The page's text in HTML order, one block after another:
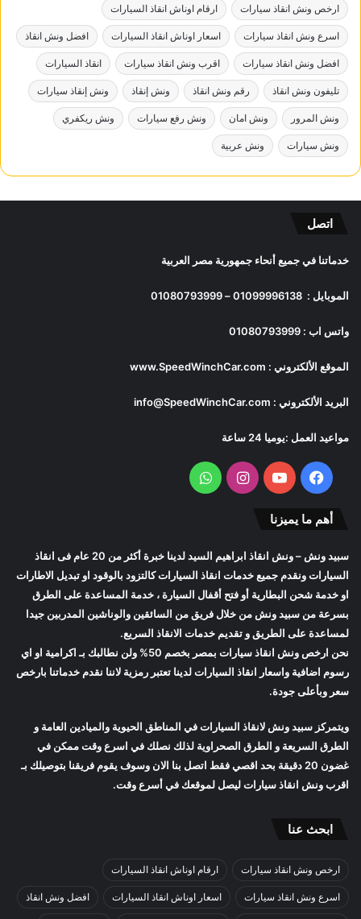
ارخص ونش انقاذ سيارات ارقام اوناش انقاذ السيارات
اسرع ونش انقاذ سيارات اسعار اوناش انقاذ السيارات افضل ونش انقاذ
افضل ونش انقاذ سيارات اقرب ونش انقاذ سيارات انقاذ السيارات
تليفون ونش انقاذ رقم ونش انقاذ ونش إنقاذ ونش إنقاذ سيارات
ونش المرور ونش امان ونش رفع سيارات ونش ريكفري
ونش سيارات ونش عربية
اتصل
خدماتنا في جميع أنحاء جمهورية مصر العربية
الموبايل : 01099996138
–
01080793999
واتس اب : 01080793999
الموقع الألكتروني : www.SpeedWinchCar.com
البريد الألكتروني : info@SpeedWinchCar.com
مواعيد العمل :يوميا 24 ساعة
فيسبوكيوتيوب انستقرامواتساب
أهم ما يميزنا
سبيد ونش
– ونش انقاذ ابراهيم السيد لدينا خبرة أكثر من 20 عام فى انقاذ
السيارات ونقدم جميع خدمات انقاذ السيارات كالتزود بالوقود او تبديل الاطارات
او خدمة شحن البطارية أو فتح أقفال السيارة ، خدمة المساعدة على الطرق
بسرعة من سبيد ونش من خلال فريق من السائقين والوناشين المدربين جيدا
لمساعدة على الطريق و تقديم خدمات الانقاذ السريع.
نحن ارخص ونش انقاذ سيارات
بمصر بخصم 50% ولن نطالبك بـ اكرامية او اي
رسوم اضافية واسعار انقاذ السياراتلدينا تعتبر رمزية لاننا نقدم خدماتنا بارخص
سعر وبأعلى جودة.
ويتمركز سبيد ونش لانقاذ السيارات في المناطق الحيوية والميادين العامة و
الطرق السريعة و الطرق الصحراوية لذلك نصلك في اسرع وقت ممكن في
غضون 20 دقيقة بحد اقصي فقط اتصل بنا الان وسوف يقوم فريقنا بتوصيلك بـ
اقربونش انقاذ سياراتليصل لموقعك في أسرع وقت.
ابحث عنا
ارخص ونش انقاذ سيارات ارقام اوناش انقاذ السيارات
اسرع ونش انقاذ سيارات اسعار اوناش انقاذ السيارات افضل ونش انقاذ